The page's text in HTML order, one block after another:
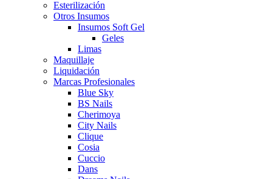
Esterilización
Otros Insumos
Insumos Soft Gel
Geles
Limas
Maquillaje
Liquidación
Marcas Profesionales
Blue Sky
BS Nails
Cherimoya
City Nails
Clique
Cosia
Cuccio
Dans